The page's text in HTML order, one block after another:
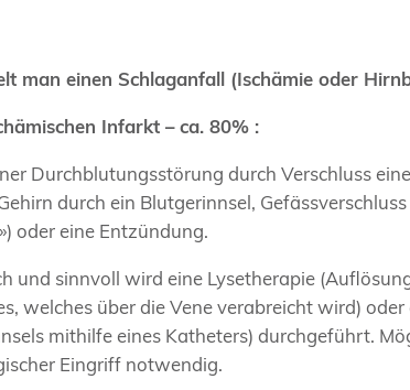
man einen Schlaganfall (Ischämie oder
Infarkt – ca. 80% :
Durchblutungsstörung durch Verschluss
durch ein Blutgerinnsel,
oder eine Entzündung.
und sinnvoll wird eine Lysetherapie
welches über die Vene verabreicht wird)
mithilfe eines Katheters) durchgeführt.
Eingriff notwendig.